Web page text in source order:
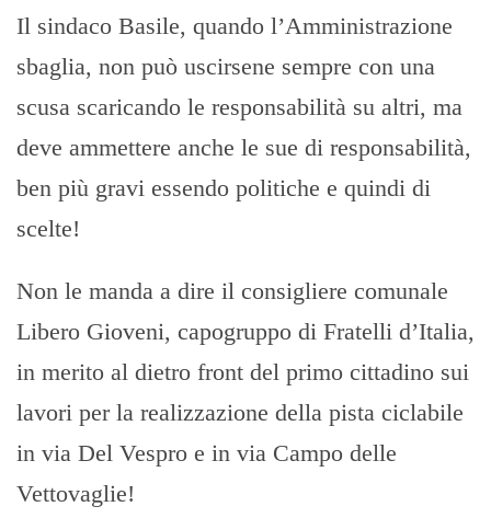
Il sindaco Basile, quando l’Amministrazione
sbaglia, non può uscirsene sempre con una
scusa scaricando le responsabilità su altri, ma
deve ammettere anche le sue di responsabilità,
ben più gravi essendo politiche e quindi di
scelte!
Non le manda a dire il consigliere comunale
Libero Gioveni, capogruppo di Fratelli d’Italia,
in merito al dietro front del primo cittadino sui
lavori per la realizzazione della pista ciclabile
in via Del Vespro e in via Campo delle
Vettovaglie!